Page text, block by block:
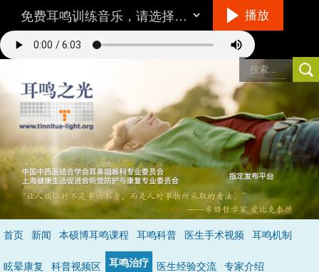
播放
听音乐的方法
音量：与耳鸣的响度差不多，就是说你仔细听可以听到耳鸣。
首页 新闻 本硕博耳鸣课程 耳鸣科普 医生手术视频 耳鸣机制
眩晕康复 科普视频区 耳鸣治疗 医生经验交流 专家介绍